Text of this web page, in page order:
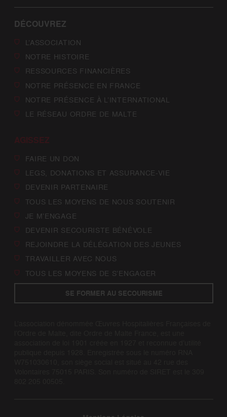
DÉCOUVREZ
L’ASSOCIATION
NOTRE HISTOIRE
RESSOURCES FINANCIÈRES
NOTRE PRÉSENCE EN FRANCE
NOTRE PRÉSENCE À L’INTERNATIONAL
LE RÉSEAU ORDRE DE MALTE
AGISSEZ
FAIRE UN DON
LEGS, DONATIONS ET ASSURANCE-VIE
DEVENIR PARTENAIRE
TOUS LES MOYENS DE NOUS SOUTENIR
JE M’ENGAGE
DEVENIR SECOURISTE BÉNÉVOLE
REJOINDRE LA DÉLÉGATION DES JEUNES
TRAVAILLER AVEC NOUS
TOUS LES MOYENS DE S’ENGAGER
SE FORMER AU SECOURISME